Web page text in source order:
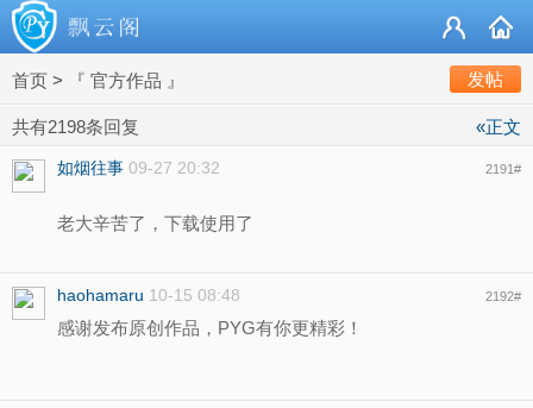
首页 > 『 官方作品 』 发帖
«正文
共有2198条回复
如烟往事 09-27 20:32 2191#
老大辛苦了，下载使用了
haohamaru 10-15 08:48 2192#
感谢发布原创作品，PYG有你更精彩！